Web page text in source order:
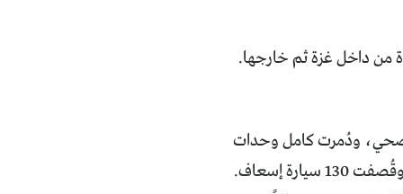
من داخل غزة ثم خارجها.
وعاملة في القطاع الصحي، ودُمرت كامل وحدات
إسعاف.